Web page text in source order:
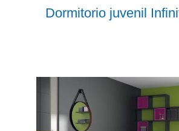
Dormitorio juvenil